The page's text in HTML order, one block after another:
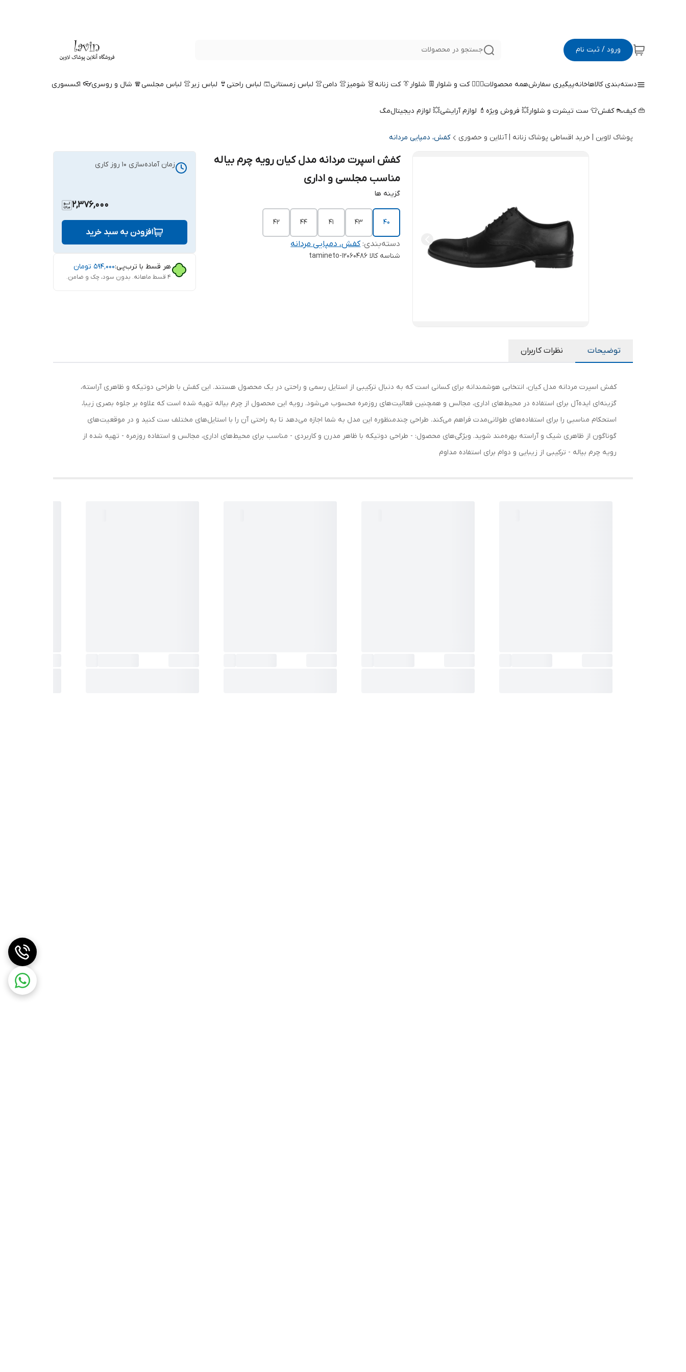
ورود / ثبت نام جستجو در محصولات
دسته‌بندی کالاهاخانهپیگیری سفارشهمه محصولات🤵🏻‍♀️ کت و شلوار 👖 شلوار👔 کت زنانه👗 شومیز👚 دامن👚 لباس زمستانی🩳 لباس راحتی👙 لباس زیر👚 لباس مجلسی🧣 شال و روسری👓 اکسسوری
👜 کیف👠 کفش👕 ست تیشرت و شلوار💥 فروش ویژه 💄 لوازم آرایشی💥 لوازم دیجیتالمگ
پوشاک لاوین | خرید اقساطی پوشاک زنانه | آنلاین و حضوری کفش، دمپایی مردانه
کفش اسپرت مردانه مدل کیان رویه چرم بیاله
مناسب مجلسی و اداری
گزینه ها
40
43
41
44
42
دسته‌بندی:کفش، دمپایی مردانه
شناسه کالا tamineto-12060486
زمان آماده‌سازی 10 روز کاری
2,376,000
افزودن به سبد خرید
هر قسط با ترب‌پی:۵۹۴٬۰۰۰ تومان
۴ قسط ماهانه. بدون سود، چک و ضامن.
توضیحات نظرات کاربران
کفش اسپرت مردانه مدل کیان، انتخابی هوشمندانه برای کسانی است که به دنبال ترکیبی از استایل رسمی و راحتی در یک محصول هستند. این کفش با طراحی دوتیکه و ظاهری آراسته،
گزینه‌ای ایده‌آل برای استفاده در محیط‌های اداری، مجالس و همچنین فعالیت‌های روزمره محسوب می‌شود. رویه این محصول از چرم بیاله تهیه شده است که علاوه بر جلوه بصری زیبا،
استحکام مناسبی را برای استفاده‌های طولانی‌مدت فراهم می‌کند. طراحی چندمنظوره این مدل به شما اجازه می‌دهد تا به راحتی آن را با استایل‌های مختلف ست کنید و در موقعیت‌های
گوناگون از ظاهری شیک و آراسته بهره‌مند شوید. ویژگی‌های محصول: - طراحی دوتیکه با ظاهر مدرن و کاربردی - مناسب برای محیط‌های اداری، مجالس و استفاده روزمره - تهیه شده از
رویه چرم بیاله - ترکیبی از زیبایی و دوام برای استفاده مداوم